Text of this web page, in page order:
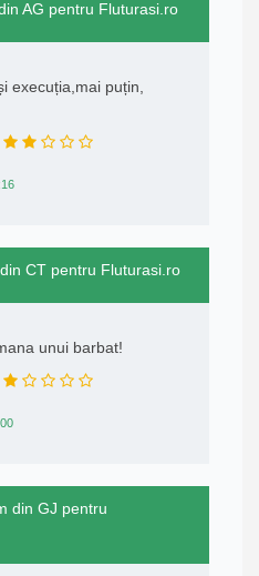
AG pentru Fluturasi.ro
execuția,mai puțin,
CT pentru Fluturasi.ro
unui barbat!
din GJ pentru